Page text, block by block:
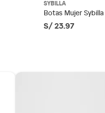
SYBILLA
Botas Mujer Sybilla
S/ 23.97